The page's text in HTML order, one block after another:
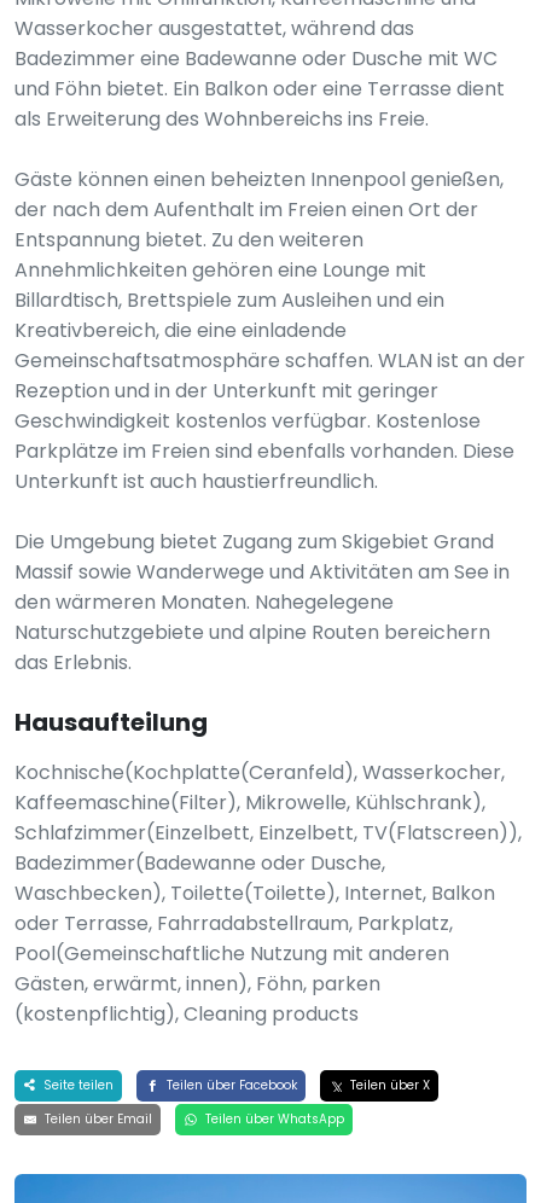
Wasserkocher ausgestattet, während das
Badezimmer eine Badewanne oder Dusche mit WC
und Föhn bietet. Ein Balkon oder eine Terrasse dient
als Erweiterung des Wohnbereichs ins Freie.
Gäste können einen beheizten Innenpool genießen,
der nach dem Aufenthalt im Freien einen Ort der
Entspannung bietet. Zu den weiteren
Annehmlichkeiten gehören eine Lounge mit
Billardtisch, Brettspiele zum Ausleihen und ein
Kreativbereich, die eine einladende
Gemeinschaftsatmosphäre schaffen. WLAN ist an der
Rezeption und in der Unterkunft mit geringer
Geschwindigkeit kostenlos verfügbar. Kostenlose
Parkplätze im Freien sind ebenfalls vorhanden. Diese
Unterkunft ist auch haustierfreundlich.
Die Umgebung bietet Zugang zum Skigebiet Grand
Massif sowie Wanderwege und Aktivitäten am See in
den wärmeren Monaten. Nahegelegene
Naturschutzgebiete und alpine Routen bereichern
das Erlebnis.
Hausaufteilung
Kochnische(Kochplatte(Ceranfeld), Wasserkocher,
Kaffeemaschine(Filter), Mikrowelle, Kühlschrank),
Schlafzimmer(Einzelbett, Einzelbett, TV(Flatscreen)),
Badezimmer(Badewanne oder Dusche,
Waschbecken), Toilette(Toilette), Internet, Balkon
oder Terrasse, Fahrradabstellraum, Parkplatz,
Pool(Gemeinschaftliche Nutzung mit anderen
Gästen, erwärmt, innen), Föhn, parken
(kostenpflichtig), Cleaning products
Seite teilen Teilen über Facebook
Teilen über X
Teilen über Email
Teilen über WhatsApp